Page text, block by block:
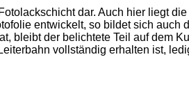
dar. Auch hier liegt
entwickelt, so bildet sich
bleibt der belichtete Teil auf dem
voll­ständig erhalten ist,